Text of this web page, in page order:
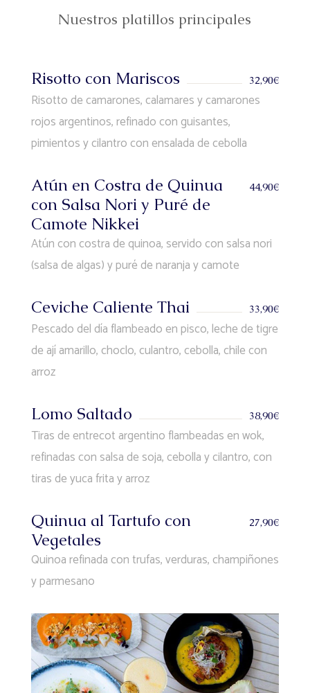
Nuestros platillos principales
Risotto con Mariscos 32,90€
Risotto de camarones, calamares y camarones
rojos argentinos, refinado con guisantes,
pimientos y cilantro con ensalada de cebolla
Atún en Costra de Quinua
con Salsa Nori y Puré de
Camote Nikkei
44,90€
Atún con costra de quinoa, servido con salsa nori
(salsa de algas) y puré de naranja y camote
Ceviche Caliente Thai 33,90€
Pescado del día flambeado en pisco, leche de tigre
de ají amarillo, choclo, culantro, cebolla, chile con
arroz
Lomo Saltado 38,90€
Tiras de entrecot argentino flambeadas en wok,
refinadas con salsa de soja, cebolla y cilantro, con
tiras de yuca frita y arroz
Quinua al Tartufo con
Vegetales
27,90€
Quinoa refinada con trufas, verduras, champiñones
y parmesano